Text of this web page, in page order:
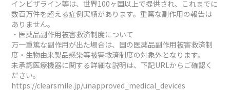
インビザライン等は、世界100ヶ国以上で提供され、これまでに
数百万件を超える症例実績があります。重篤な副作用の報告は
ありません。
・医薬品副作用被害救済制度について
万一重篤な副作用が出た場合は、国の医薬品副作用被害救済制
度・生物由来製品感染等被害救済制度の対象外となります。
未承認医療機器に関する詳細な説明は、下記URLからご確認く
ださい。
https://clearsmile.jp/unapproved_medical_devices